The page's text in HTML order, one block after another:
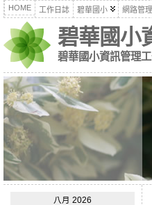
HOME 工作日誌 碧華國小 網路管理
碧華國小
碧華國小資訊管理
八月 2026